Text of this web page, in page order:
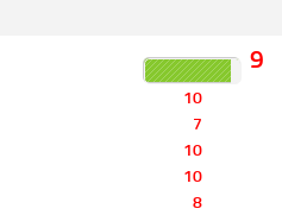
9
10
7
10
10
8